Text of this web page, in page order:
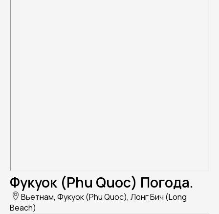
Фукуок (Phu Quoc) Погода.
Вьетнам, Фукуок (Phu Quoc), Лонг Бич (Long
Beach)